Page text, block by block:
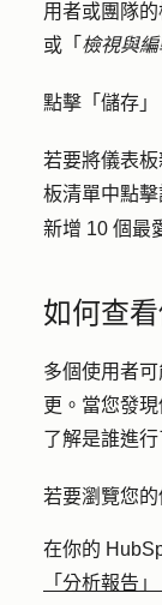
用者或團隊的
或「 檢視與編
點擊「 儲存 」
若要將儀表
板清單中點
新增 10 個最
如何查
多個使用者
更。當您發
了解是誰進行
若要瀏覽您的
在你的
「分析報告」